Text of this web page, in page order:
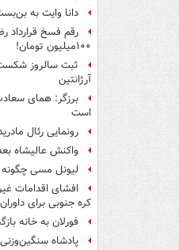
دانا وایت به
رقم فسخ قرارداد
۱۰۰میلیون تومان!
ثبت سالروز
آرژانتین
برزگر: همای
است
رونمایی رئال
واکنش عالیشاه
لیونل مسی چگونه
افشای اقدامات
کره جنوبی برای
فورلان به خانه
پادشاه